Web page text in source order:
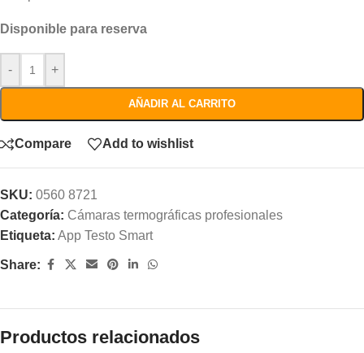
Disponible para reserva
- +
AÑADIR AL CARRITO
Compare Add to wishlist
SKU: 0560 8721
Categoría: Cámaras termográficas profesionales
Etiqueta: App Testo Smart
Share:
Productos relacionados